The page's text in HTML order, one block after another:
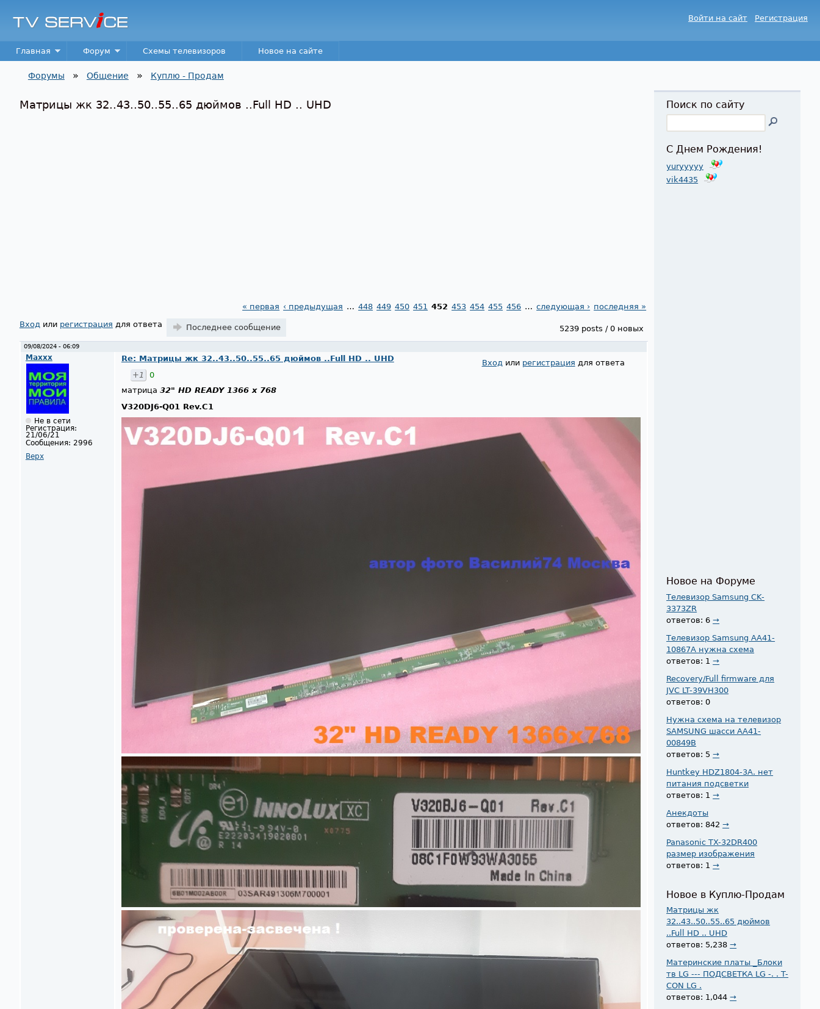
TV
Service
Войти на сайт Регистрация
Main menu
Главная Форум Схемы телевизоров Новое на сайте
Форумы » Общение » Куплю - Продам
Матрицы жк 32..43..50..55..65 дюймов ..Full HD .. UHD
Страницы
« первая ‹ предыдущая … 448 449 450 451 452 453 454 455 456 … следующая › последняя »
5239 posts / 0 новых
Входили регистрация для ответа Последнее сообщение
09/08/2024 - 06:09
Maxxx
Не в сети
Регистрация:
21/06/21
Сообщения: 2996
Верх
Входили регистрация для ответа
Re: Матрицы жк 32..43..50..55..65 дюймов ..Full HD .. UHD
+1
0
матрица 32" HD READY 1366 x 768
V320DJ6-Q01 Rev.C1
Поиск по сайту
С Днем Рождения!
yuryyyyy
vik4435
Новое на Форуме
Телевизор Samsung CK-
3373ZR
ответов: 6→
Телевизор Samsung AA41-
10867A нужна схема
ответов: 1→
Recovery/Full firmware для
JVC LT-39VH300
ответов: 0
Нужна схема на телевизор
SAMSUNG шасси AA41-
00849B
ответов: 5→
Huntkey HDZ1804-3A. нет
питания подсветки
ответов: 1→
Анекдоты
ответов: 842→
Panasonic TX-32DR400
размер изображения
ответов: 1→
Новое в Куплю-Продам
Матрицы жк
32..43..50..55..65 дюймов
..Full HD .. UHD
ответов: 5,238→
Материнские платы _Блоки
тв LG --- ПОДСВЕТКА LG -. . T-
CON LG .
ответов: 1,044→